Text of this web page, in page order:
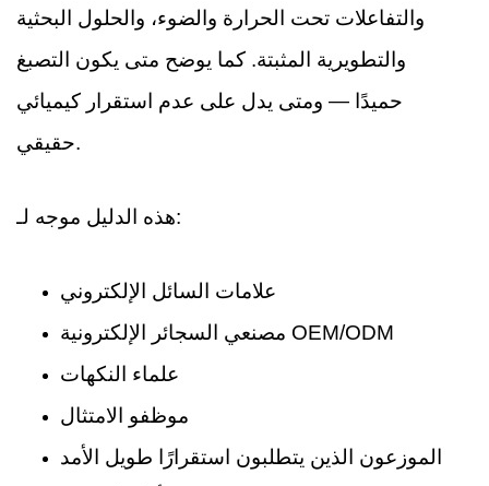
والتفاعلات تحت الحرارة والضوء، والحلول البحثية
والتطويرية المثبتة. كما يوضح متى يكون التصبغ
حميدًا — ومتى يدل على عدم استقرار كيميائي
حقيقي.
هذه الدليل موجه لـ:
علامات السائل الإلكتروني
مصنعي السجائر الإلكترونية OEM/ODM
علماء النكهات
موظفو الامتثال
الموزعون الذين يتطلبون استقرارًا طويل الأمد